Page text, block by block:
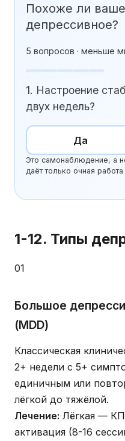
Похоже ли
депрессивное?
5 вопросов · меньше
1. Настроение
двух недель?
Да
Это самонаблюдение, а
даёт только очная
1-12. Типы
01
Большое
(MDD)
Классическая
2+ недели с 5+
единичным или
лёгкой до тяжёлой.
Лечение: Лёгкая —
активация (8-16